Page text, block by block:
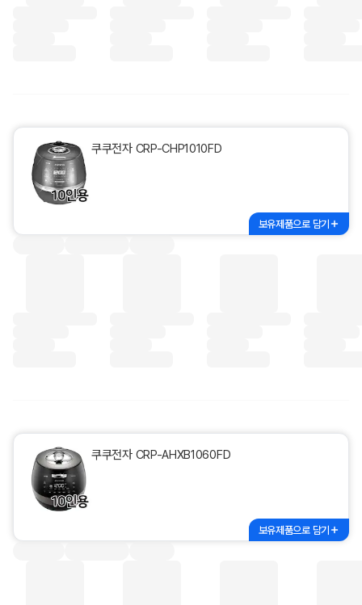
쿠쿠전자 CRP-CHP1010FD
보유제품으로 담기
쿠쿠전자 CRP-AHXB1060FD
보유제품으로 담기